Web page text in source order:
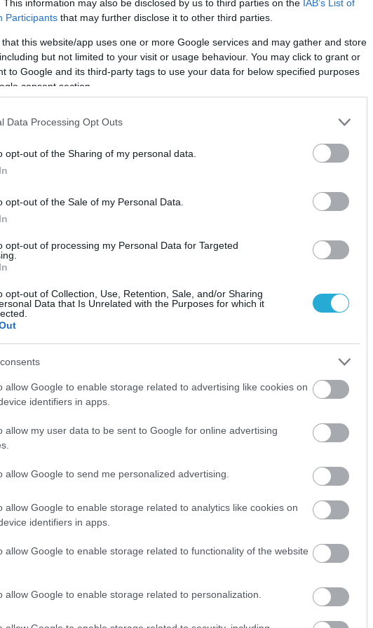
This information may also be disclosed by us to third parties on the IAB’s List of
Participants that may further disclose it to other third parties.
that this website/app uses one or more Google services and may gather and store
but not limited to your visit or usage behaviour. You may click to grant or
to Google and its third-party tags to use your data for below specified purposes
consent section.
Data Processing Opt Outs
opt-out of the Sharing of my personal data.
opt-out of the Sale of my Personal Data.
opt-out of processing my Personal Data for Targeted
opt-out of Collection, Use, Retention, Sale, and/or Sharing
Data that Is Unrelated with the Purposes for which it
allow Google to enable storage related to advertising like cookies on
identifiers in apps.
allow my user data to be sent to Google for online advertising
allow Google to send me personalized advertising.
allow Google to enable storage related to analytics like cookies on
identifiers in apps.
allow Google to enable storage related to functionality of the website
allow Google to enable storage related to personalization.
καταστήματος
87 εκατ. ευρώ της αποψινής κλήρωσης, μπορούν
τις 19:00, τόσο στους πάγκους εξυπηρέτησης των
της εφαρμογής Allwyn Store App »